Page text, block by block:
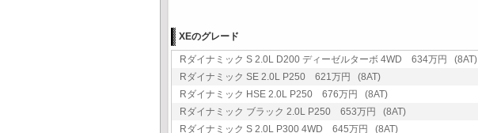
XEのグレード
Rダイナミック S 2.0L D200 ディーゼルターボ 4WD 634万円 (8AT)
Rダイナミック SE 2.0L P250 621万円 (8AT)
Rダイナミック HSE 2.0L P250 676万円 (8AT)
Rダイナミック ブラック 2.0L P250 653万円 (8AT)
Rダイナミック S 2.0L P300 4WD 645万円 (8AT)